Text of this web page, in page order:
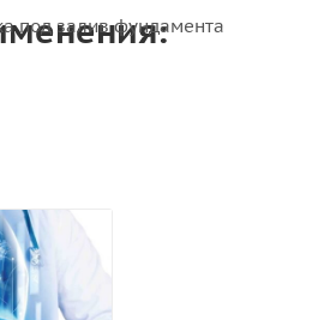
под залив фундамента